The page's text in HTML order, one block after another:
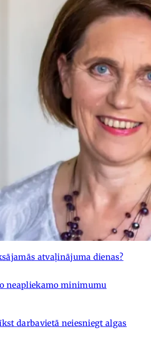
atvaļinājuma dienas?
neapliekamo minimumu
darbavietā neiesniegt algas